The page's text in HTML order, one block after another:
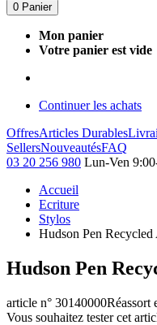
0 Panier
Mon panier
Votre panier est vide
Continuer les achats
OffresArticles Durables
SellersNouveautésFAQ
03 20 256 980 Lun-Ven
Accueil
Ecriture
Stylos
Hudson Pen
Hudson Pen
article n° 30140000Réassort
Vous souhaitez tester cet